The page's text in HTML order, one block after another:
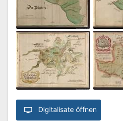
Digitalisate öffnen